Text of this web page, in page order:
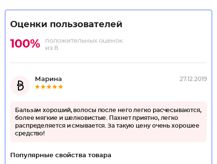
Оценки пользователей
100%
положительных оценок
из 8
Марина 27.12.2019
Бальзам хороший, волосы после него легко расчесываются,
более мягкие и шелковистые. Пахнет приятно, легко
распределяется и смывается. За такую цену очень хорошее
средство!
Популярные свойства товара